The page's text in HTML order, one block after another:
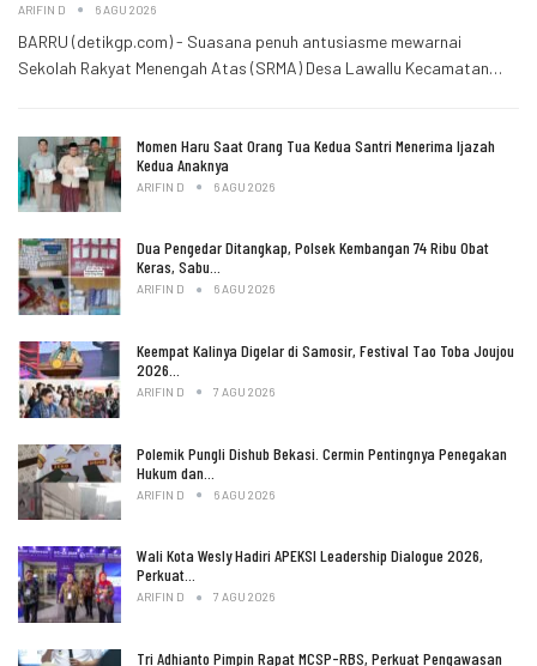
ARIFIN D 6 AGU 2026
BARRU (detikgp.com) - Suasana penuh antusiasme mewarnai
Sekolah Rakyat Menengah Atas (SRMA) Desa Lawallu Kecamatan…
Momen Haru Saat Orang Tua Kedua Santri Menerima Ijazah
Kedua Anaknya
ARIFIN D 6 AGU 2026
Dua Pengedar Ditangkap, Polsek Kembangan 74 Ribu Obat
Keras, Sabu…
ARIFIN D 6 AGU 2026
Keempat Kalinya Digelar di Samosir, Festival Tao Toba Joujou
2026…
ARIFIN D 7 AGU 2026
Polemik Pungli Dishub Bekasi. Cermin Pentingnya Penegakan
Hukum dan…
ARIFIN D 6 AGU 2026
Wali Kota Wesly Hadiri APEKSI Leadership Dialogue 2026,
Perkuat…
ARIFIN D 7 AGU 2026
Tri Adhianto Pimpin Rapat MCSP-RBS, Perkuat Pengawasan